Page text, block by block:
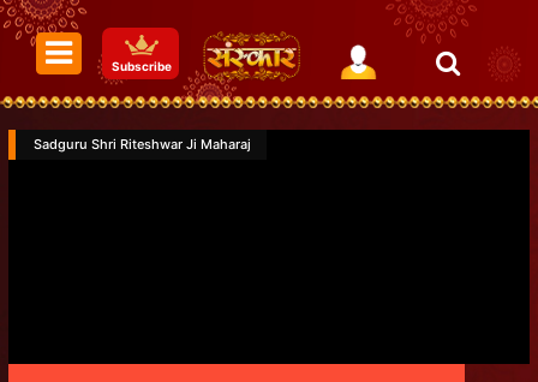
Subscribe
Sadguru Shri Riteshwar Ji Maharaj